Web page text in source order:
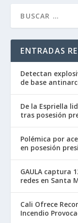
ENTRADAS
Detectan
de base
De la Espriella
tras posesión
Polémica por
en posesión
GAULA captura
redes en Santa
Cali Ofrece
Incendio